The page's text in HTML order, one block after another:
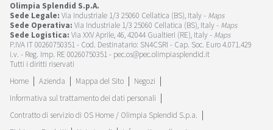
Olimpia Splendid S.p.A.
Sede Legale: Via Industriale 1/3 25060 Cellatica (BS), Italy - Maps
Sede Operativa: Via Industriale 1/3 25060 Cellatica (BS), Italy - Maps
Sede Logistica: Via XXV Aprile, 46, 42044 Gualtieri (RE), Italy - Maps
P.IVA IT 00260750351 - Cod. Destinatario: SN4CSRI - Cap. Soc. Euro 4.071.429
i.v. - Reg. Imp. RE 00260750351 - pec.os@pec.olimpiasplendid.it
Tutti i diritti riservati
Home
Azienda Mappa del Sito
Negozi
Informativa sul trattamento dei dati personali
Contratto di servizio di OS Home / Olimpia Splendid S.p.a.